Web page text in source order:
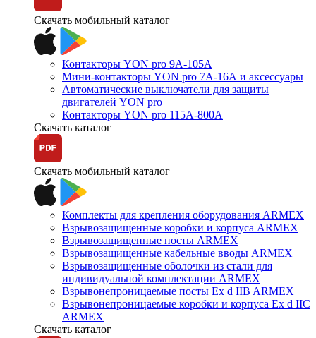
Скачать мобильный каталог
Контакторы YON pro 9А-105А
Мини-контакторы YON pro 7А-16А и аксессуары
Автоматические выключатели для защиты
двигателей YON pro
Контакторы YON pro 115А-800А
Скачать каталог
Скачать мобильный каталог
Комплекты для крепления оборудования ARMEX
Взрывозащищенные коробки и корпуса ARMEX
Взрывозащищенные посты ARMEX
Взрывозащищенные кабельные вводы ARMEX
Взрывозащищенные оболочки из стали для
индивидуальной комплектации ARMEX
Взрывонепроницаемые посты Ex d IIB ARMEX
Взрывонепроницаемые коробки и корпуса Ex d IIС
ARMEX
Скачать каталог